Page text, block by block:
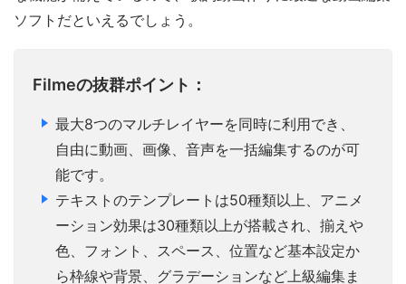
ソフトだといえるでしょう。
Filmeの抜群ポイント：
最大8つのマルチレイヤーを同時に利用でき、
自由に動画、画像、音声を一括編集するのが可
能です。
テキストのテンプレートは50種類以上、アニメ
ーション効果は30種類以上が搭載され、揃えや
色、フォント、スペース、位置など基本設定か
ら枠線や背景、グラデーションなど上級編集ま